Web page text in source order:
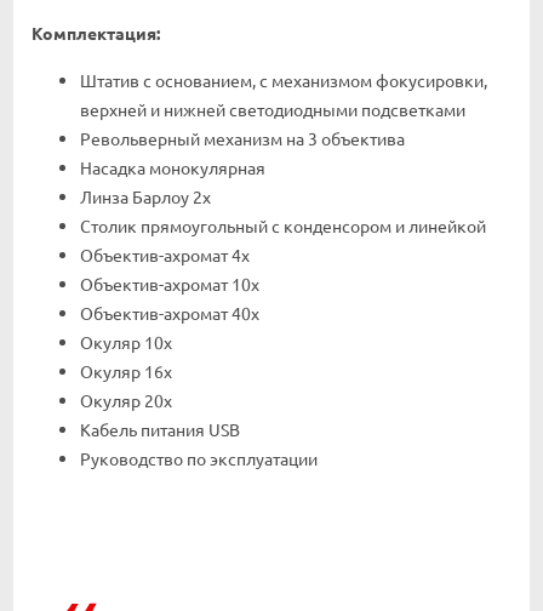
Комплектация:
Штатив с основанием, с механизмом фокусировки,
верхней и нижней светодиодными подсветками
Револьверный механизм на 3 объектива
Насадка монокулярная
Линза Барлоу 2х
Столик прямоугольный с конденсором и линейкой
Объектив-ахромат 4х
Объектив-ахромат 10х
Объектив-ахромат 40х
Окуляр 10х
Окуляр 16х
Окуляр 20х
Кабель питания USB
Руководство по эксплуатации